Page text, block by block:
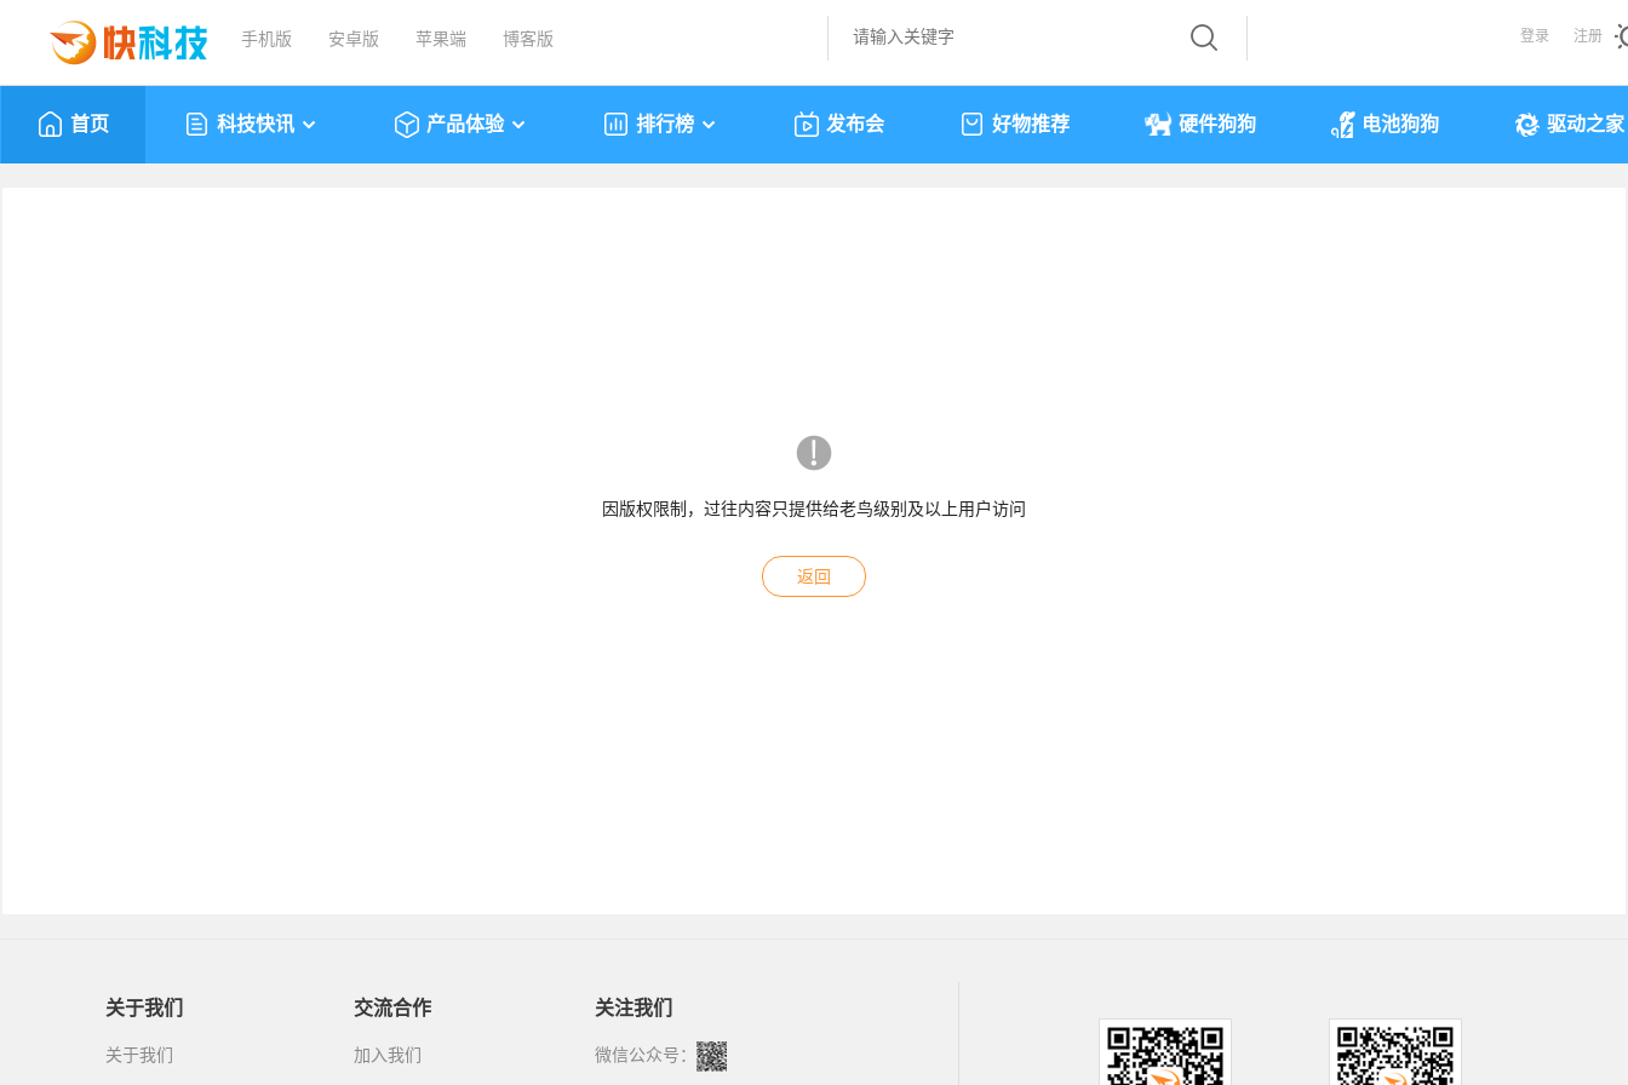
手机版 安卓版 苹果端 博客版 登录 注册
首页 科技快讯 产品体验 排行榜 发布会 好物推荐 硬件狗狗 电池狗狗 驱动之家
因版权限制，过往内容只提供给老鸟级别及以上用户访问
返回
关于我们
关于我们
交流合作
加入我们
关注我们
微信公众号：